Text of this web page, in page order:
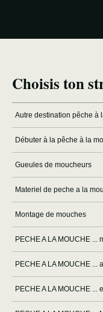
Choisis ton
Autre destination pêche à
Débuter à la pêche à la
Gueules de moucheurs
Materiel de peche a la
Montage de mouches
PECHE A LA MOUCHE ...
PECHE A LA MOUCHE ...
PECHE A LA MOUCHE ...